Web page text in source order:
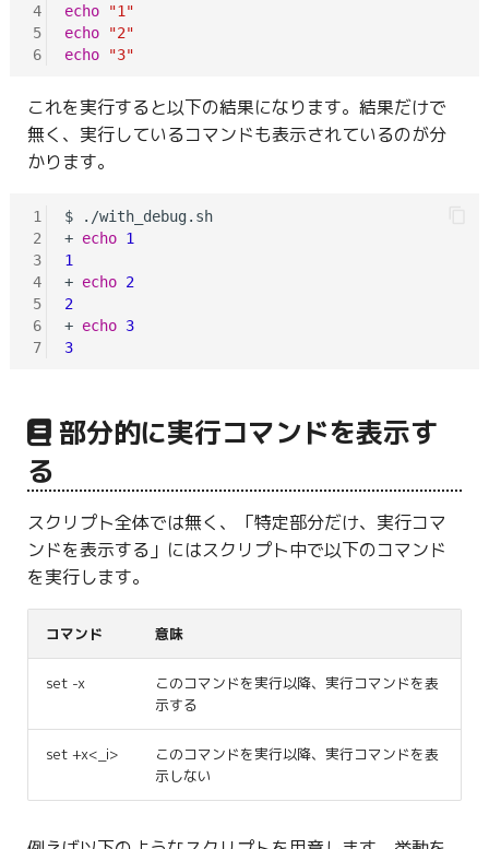
4
5
6
echo
"1"
echo
"2"
echo
"3"
これを実行すると以下の結果になります。結果だけで
無く、実行しているコマンドも表示されているのが分
かります。
1
2
3
4
5
6
7
$ ./with_debug.sh
+ echo 1
1
+ echo 2
2
+ echo 3
3
部分的に実行コマンドを表示す
る
スクリプト全体では無く、「特定部分だけ、実行コマ
ンドを表示する」にはスクリプト中で以下のコマンド
を実行します。
コマンド 意味
set -x
このコマンドを実行以降、実行コマンドを表
示する
set +x<_i>
このコマンドを実行以降、実行コマンドを表
示しない